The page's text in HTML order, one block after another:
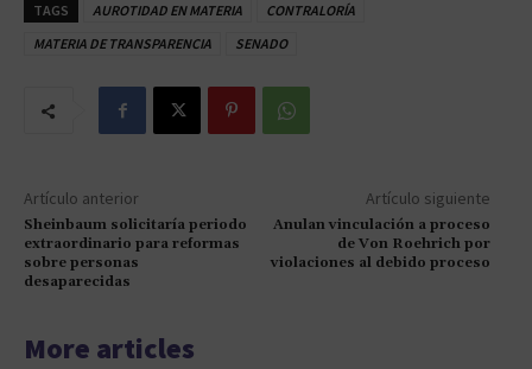
TAGS AUROTIDAD EN MATERIA
CONTRALORÍA
MATERIA DE TRANSPARENCIA
SENADO
Artículo anterior
Sheinbaum solicitaría periodo
extraordinario para reformas
sobre personas
desaparecidas
Artículo siguiente
Anulan vinculación a proceso
de Von Roehrich por
violaciones al debido proceso
More articles